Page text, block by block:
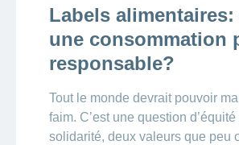
Labels alimentaires:
une consommation
responsable?
Tout le monde devrait pouvoir
faim. C’est une question d’équité
solidarité, deux valeurs que peu